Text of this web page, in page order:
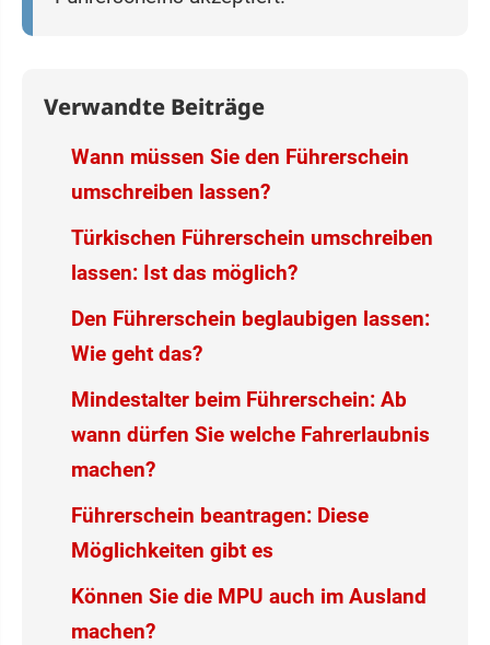
Verwandte Beiträge
Wann müssen Sie den Führerschein
umschreiben lassen?
Türkischen Führerschein umschreiben
lassen: Ist das möglich?
Den Führerschein beglaubigen lassen:
Wie geht das?
Mindestalter beim Führerschein: Ab
wann dürfen Sie welche Fahrerlaubnis
machen?
Führerschein beantragen: Diese
Möglichkeiten gibt es
Können Sie die MPU auch im Ausland
machen?